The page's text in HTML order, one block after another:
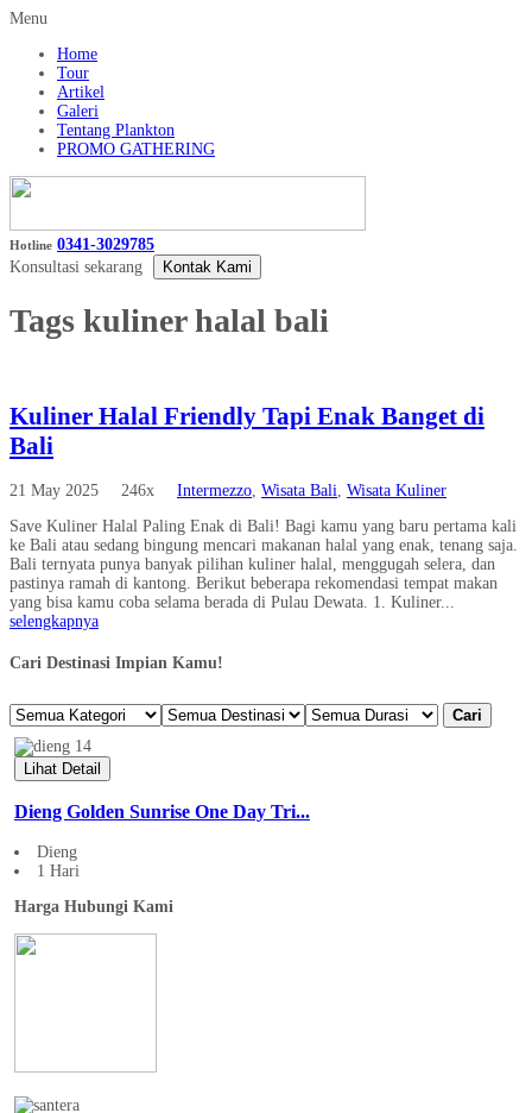
Menu
Home
Tour
Artikel
Galeri
Tentang Plankton
PROMO GATHERING
Hotline 0341-3029785
Konsultasi sekarang
Kontak Kami
Tags kuliner halal bali
Kuliner Halal Friendly Tapi Enak Banget di
Bali
21 May 2025 246x Intermezzo, Wisata Bali, Wisata Kuliner
Save Kuliner Halal Paling Enak di Bali! Bagi kamu yang baru pertama kali
ke Bali atau sedang bingung mencari makanan halal yang enak, tenang saja.
Bali ternyata punya banyak pilihan kuliner halal, menggugah selera, dan
pastinya ramah di kantong. Berikut beberapa rekomendasi tempat makan
yang bisa kamu coba selama berada di Pulau Dewata. 1. Kuliner...
selengkapnya
Cari Destinasi Impian Kamu!
Cari
Lihat Detail
Dieng Golden Sunrise One Day Tri...
Dieng
1 Hari
Harga Hubungi Kami